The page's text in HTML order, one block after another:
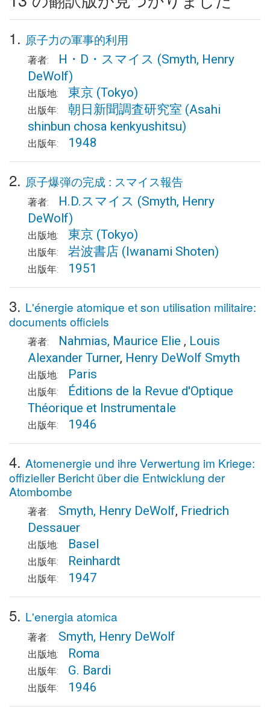
1. 原子力の軍事的利用
著者: H・D・スマイス (Smyth, Henry
DeWolf)
出版地: 東京 (Tokyo)
出版年: 朝日新聞調査研究室 (Asahi
shinbun chosa kenkyushitsu)
出版年: 1948
2. 原子爆弾の完成 : スマイス報告
著者: H.D.スマイス (Smyth, Henry
DeWolf)
出版地: 東京 (Tokyo)
出版年: 岩波書店 (Iwanami Shoten)
出版年: 1951
3. L'énergie atomique et son utilisation militaire:
documents officiels
著者: Nahmias, Maurice Elie , Louis
Alexander Turner, Henry DeWolf Smyth
出版地: Paris
出版年:
Éditions de la Revue d'Optique
Théorique et Instrumentale
出版年: 1946
4. Atomenergie und ihre Verwertung im Kriege:
offizieller Bericht über die Entwicklung der
Atombombe
著者: Smyth, Henry DeWolf, Friedrich
Dessauer
出版地: Basel
出版年: Reinhardt
出版年: 1947
5. L'energia atomica
著者: Smyth, Henry DeWolf
出版地: Roma
出版年: G. Bardi
出版年: 1946